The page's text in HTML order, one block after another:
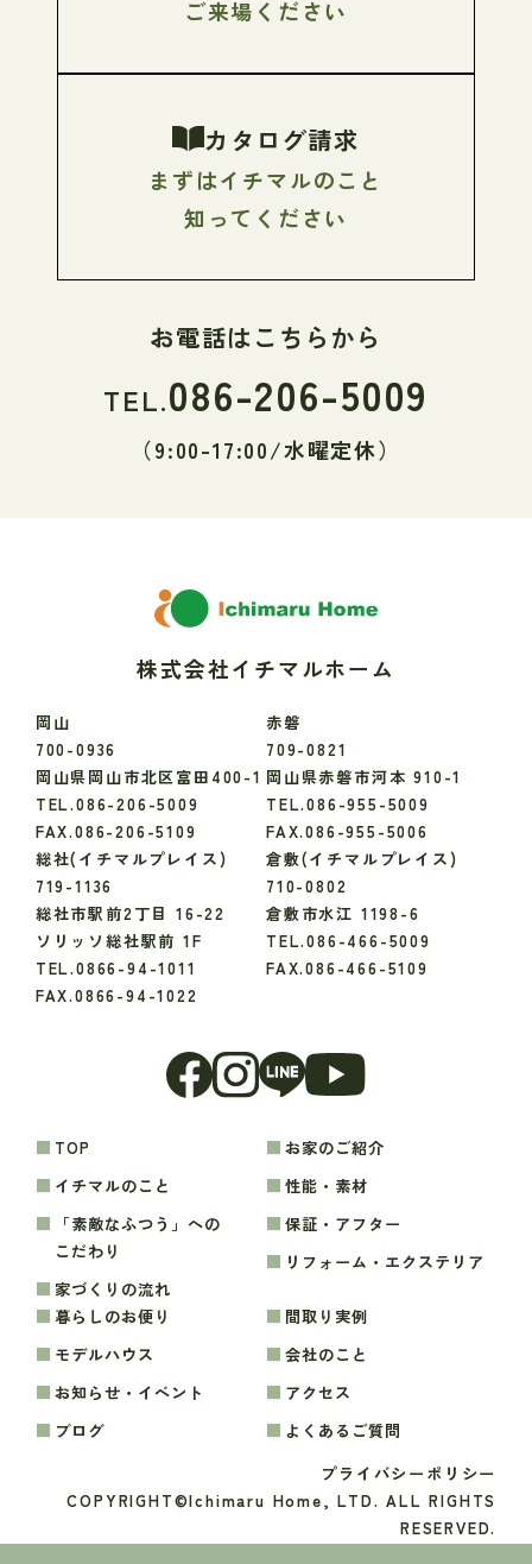
ご来場ください
カタログ請求
まずはイチマルのこと
知ってください
お電話はこちらから
TEL.086-206-5009
（9:00-17:00/水曜定休）
株式会社イチマルホーム
岡山
700-0936
岡山県岡山市北区富田400-1
TEL.086-206-5009
FAX.086-206-5109
赤磐
709-0821
岡山県赤磐市河本 910-1
TEL.086-955-5009
FAX.086-955-5006
総社(イチマルプレイス)
719-1136
総社市駅前2丁目 16-22
ソリッソ総社駅前 1F
TEL.0866-94-1011
FAX.0866-94-1022
倉敷(イチマルプレイス)
710-0802
倉敷市水江 1198-6
TEL.086-466-5009
FAX.086-466-5109
TOP
イチマルのこと
「素敵なふつう」への
こだわり
家づくりの流れ
お家のご紹介
性能・素材
保証・アフター
リフォーム・エクステリア
暮らしのお便り
モデルハウス
お知らせ・イベント
ブログ
間取り実例
会社のこと
アクセス
よくあるご質問
プライバシーポリシー
COPYRIGHT©Ichimaru Home, LTD. ALL RIGHTS
RESERVED.